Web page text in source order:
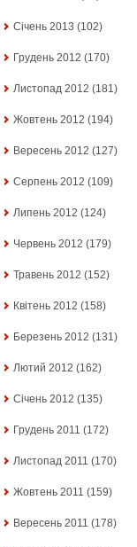
Січень 2013 (102)
Грудень 2012 (170)
Листопад 2012 (181)
Жовтень 2012 (194)
Вересень 2012 (127)
Серпень 2012 (109)
Липень 2012 (124)
Червень 2012 (179)
Травень 2012 (152)
Квітень 2012 (158)
Березень 2012 (131)
Лютий 2012 (162)
Січень 2012 (135)
Грудень 2011 (172)
Листопад 2011 (170)
Жовтень 2011 (159)
Вересень 2011 (178)